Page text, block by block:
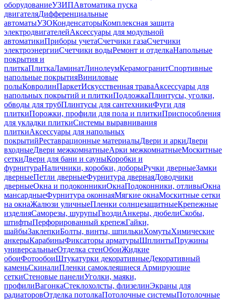
оборудованиеУЗИПАвтоматика пуска
двигателяДифференциальные
автоматыУЗОКонденсаторыКомплексная защита
электродвигателейАксессуары для модульной
автоматикиПриборы учетаСчетчики газаСчетчики
электроэнергииСчетчики водыРемонт и отделкаНапольные
покрытия и
плиткаПлиткаЛаминатЛинолеумКерамогранитСпортивные
напольные покрытияВиниловые
полыКовролинПаркетИскусственная траваАксессуары для
напольных покрытий и плиткиПодложкаПлинтусы, уголки,
обводы для трубПлинтусы для сантехникиФуги для
плиткиПорожки, профили для пола и плиткиПриспособления
для укладки плиткиСистемы выравнивания
плиткиАксессуары для напольных
покрытийРеставрационные материалыДвери и аркиДвери
входныеДвери межкомнатныеАрки межкомнатныеМоскитные
сеткиДвери для бани и сауныКоробки и
фурнитураНаличники, коробки, доборыРучки дверныеЗамки
дверныеПетли дверныеФурнитура двернаяДоводчики
дверныеОкна и подоконникиОкнаПодоконники, отливыОкна
мансардныеФурнитура оконнаяМягкие окнаМоскитные сетки
на окнаЖалюзи уличныеПленки солнцезащитныеКрепежные
изделияСаморезы, шурупыГвоздиАнкеры, дюбелиСкобы,
штифтыПерфорированный крепежГайки,
шайбыЗаклепкиБолты, винты, шпилькиХомутыХимические
анкерыКарабиныФиксаторы арматурыШплинтыПружины
универсальныеОтделка стенОбоиЖидкие
обоиФотообоиШтукатурки декоративныеДекоративный
каменьСкиналиПленки самоклеящиеся Армирующие
сеткиСтеновые панелиУголки, маяки,
профилиВагонкаСтеклохолсты, флизелинЭкраны для
радиаторовОтделка потолкаПотолочные системыПотолочные